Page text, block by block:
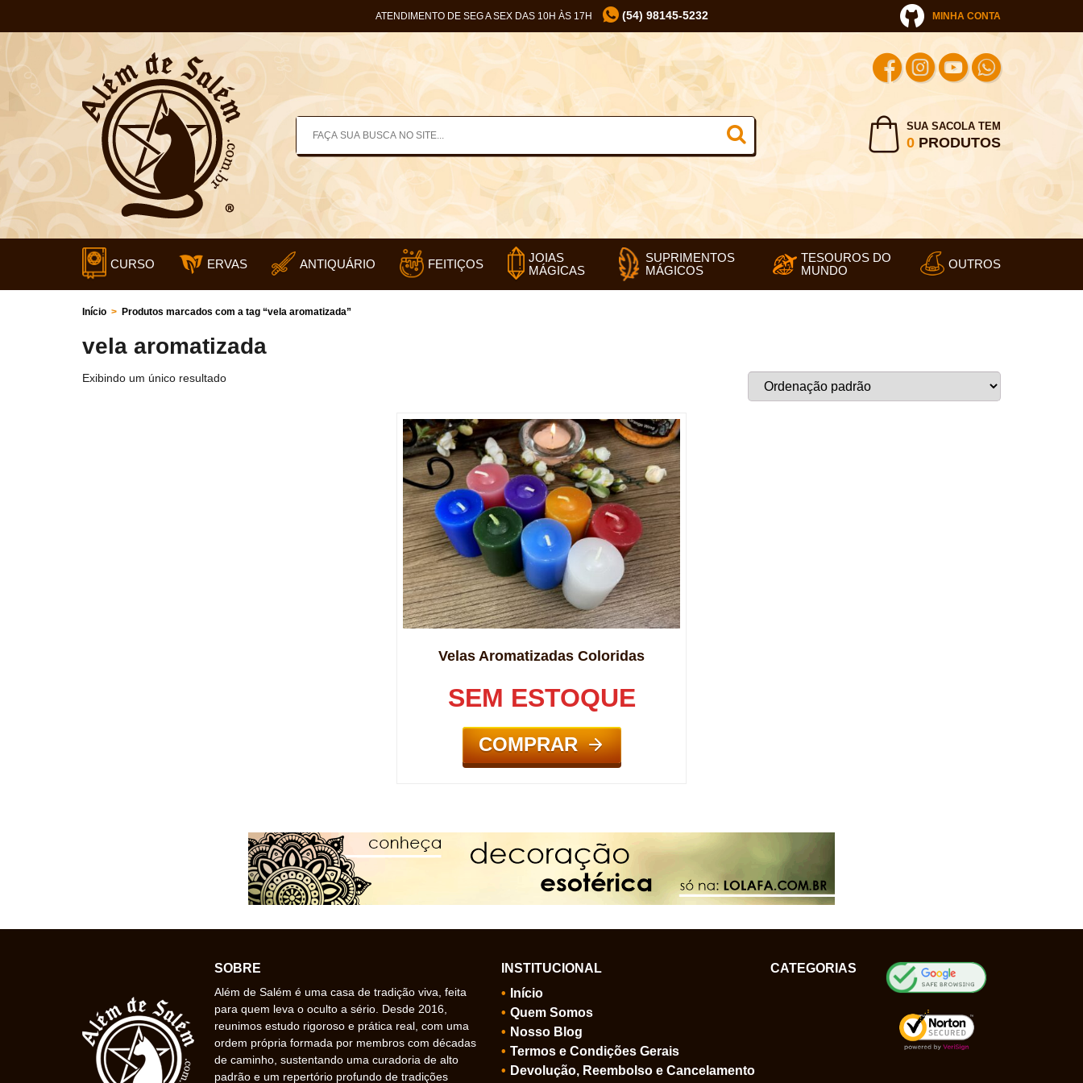
ATENDIMENTO DE SEG A SEX DAS 10H ÀS 17H (54) 98145-5232 MINHA CONTA
SUA SACOLA TEM
0PRODUTOS
CURSO ERVAS ANTIQUÁRIO FEITIÇOS
JOIAS
MÁGICAS
SUPRIMENTOS
MÁGICOS
TESOUROS DO
MUNDO
OUTROS
Início > Produtos marcados com a tag “vela aromatizada”
vela aromatizada
Exibindo um único resultado
Velas Aromatizadas Coloridas
SEM ESTOQUE
COMPRAR
SOBRE
Além de Salém é uma casa de tradição viva, feita
para quem leva o oculto a sério. Desde 2016,
reunimos estudo rigoroso e prática real, com uma
ordem própria formada por membros com décadas
de caminho, sustentando uma curadoria de alto
padrão e um repertório profundo de tradições
INSTITUCIONAL
Início
Quem Somos
Nosso Blog
Termos e Condições Gerais
Devolução, Reembolso e Cancelamento
CATEGORIAS